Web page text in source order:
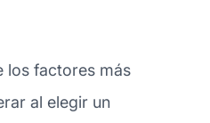
los factores más
al elegir un